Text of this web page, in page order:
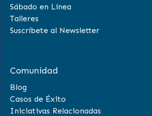
Sábado en Línea
Talleres
Suscríbete al Newsletter
Comunidad
Blog
Casos de Éxito
Iniciativas Relacionadas